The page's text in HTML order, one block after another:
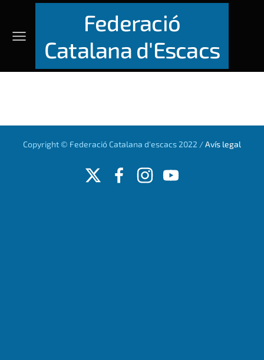
Federació
Catalana d'Escacs
Copyright © Federació Catalana d'escacs 2022 /Avís legal